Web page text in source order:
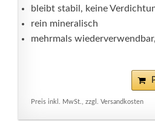
bleibt stabil, keine
rein mineralisch
mehrmals
Preis inkl. MwSt., zzgl. Versandkosten